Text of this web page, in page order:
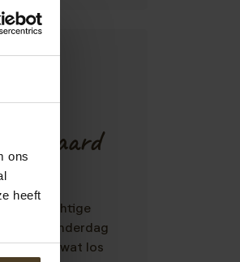
ons
heeft
Prachtige
en donderdag
de palen wat los